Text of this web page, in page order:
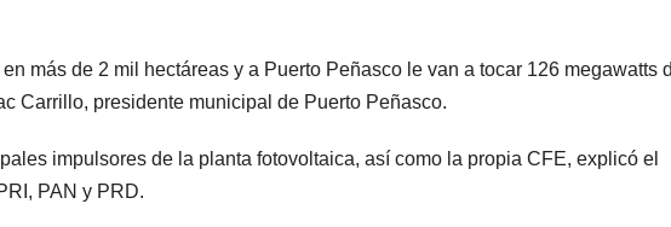
más de 2 mil hectáreas y a Puerto Peñasco le van a tocar 126 megawatts
Carrillo, presidente municipal de Puerto Peñasco.
impulsores de la planta fotovoltaica, así como la propia CFE, explicó el
PAN y PRD.